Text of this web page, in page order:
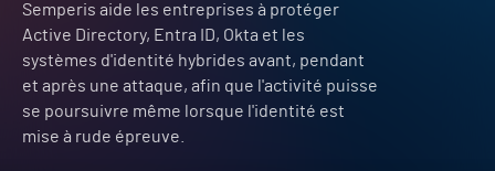
Semperis aide les entreprises à protéger
Active Directory, Entra ID, Okta et les
systèmes d'identité hybrides avant, pendant
et après une attaque, afin que l'activité puisse
se poursuivre même lorsque l'identité est
mise à rude épreuve.